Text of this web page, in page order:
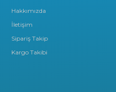
Hakkımızda
İletişim
Sipariş Takip
Kargo Takibi